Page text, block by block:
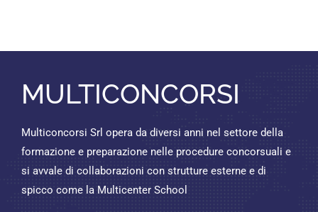
MULTICONCORSI
Multiconcorsi Srl opera da diversi anni nel settore della
formazione e preparazione nelle procedure concorsuali e
si avvale di collaborazioni con strutture esterne e di
spicco come la Multicenter School